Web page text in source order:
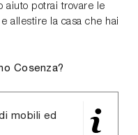
aiuto potrai trovare le
allestire la casa che hai
Cosenza?
mobili ed